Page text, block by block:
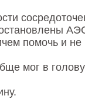
остановлены
помочь и не
мог в